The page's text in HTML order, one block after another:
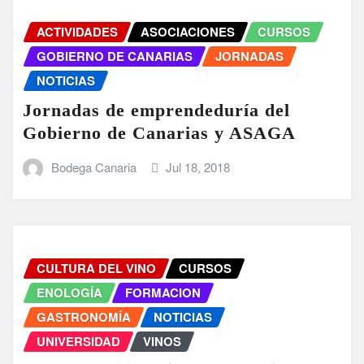
ACTIVIDADES ASOCIACIONES
CURSOS
GOBIERNO DE CANARIAS
JORNADAS
NOTICIAS
Jornadas de emprendeduría del
Gobierno de Canarias y ASAGA
Bodega Canaria Jul 18, 2018
CULTURA DEL VINO
CURSOS
ENOLOGÍA
FORMACION
GASTRONOMÍA
NOTICIAS
UNIVERSIDAD
VINOS